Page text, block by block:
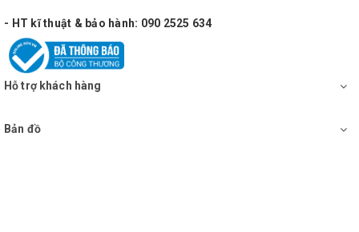
- HT kĩ thuật & bảo hành: 090 2525 634
Hỗ trợ khách hàng
Bản đồ